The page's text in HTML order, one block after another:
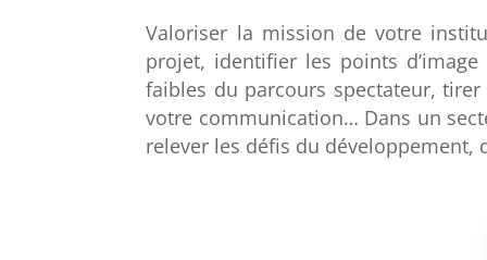
Valoriser la mission de votre
projet, identifier les points
faibles du parcours spectateur,
votre communication… Dans un
relever les défis du